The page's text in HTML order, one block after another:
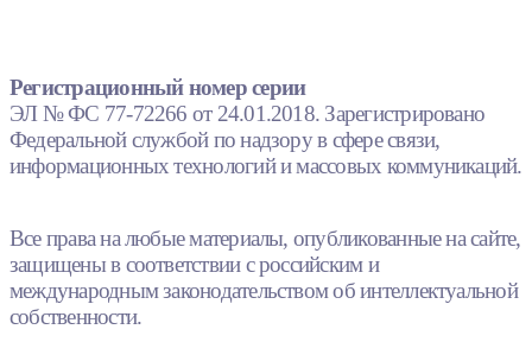
Регистрационный номер серии
ЭЛ № ФС 77-72266 от 24.01.2018. Зарегистрировано
Федеральной службой по надзору в сфере связи,
информационных технологий и массовых коммуникаций.
Все права на любые материалы, опубликованные на сайте,
защищены в соответствии с российским и
международным законодательством об интеллектуальной
собственности.